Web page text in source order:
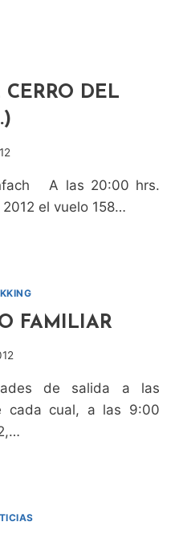
DEL
A las 20:00 hrs.
el vuelo 158…
FAMILIAR
de salida a las
cada cual, a las 9:00